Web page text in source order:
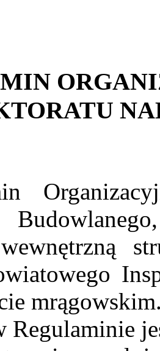
Regulaminie